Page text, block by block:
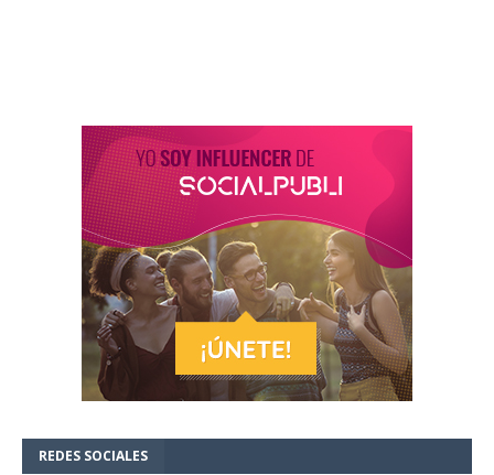
REDES SOCIALES